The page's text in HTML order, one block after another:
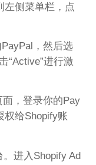
左侧菜单栏，点
，然后选
“Active”进行激
，登录你的Pay
权给Shopify账
进入Shopify Ad